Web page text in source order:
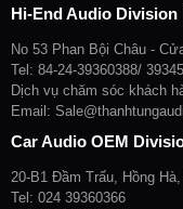
Hi-End Audio Division
No 53 Phan Bội Châu -
Tel: 84-24-39360388/
Dịch vụ chăm sóc khách
Email:
Car Audio OEM
20-B1 Đầm Trấu, Hồng Hà,
Tel: 024 39360366